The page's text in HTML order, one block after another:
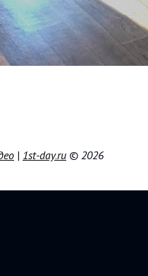
| 1st-day.ru © 2026